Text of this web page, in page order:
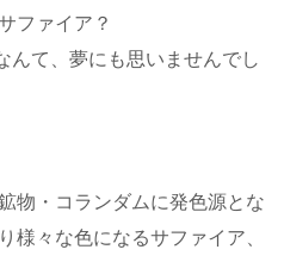
ファイア？
んて、夢にも思いませんでし
物・コランダムに発色源とな
様々な色になるサファイア、